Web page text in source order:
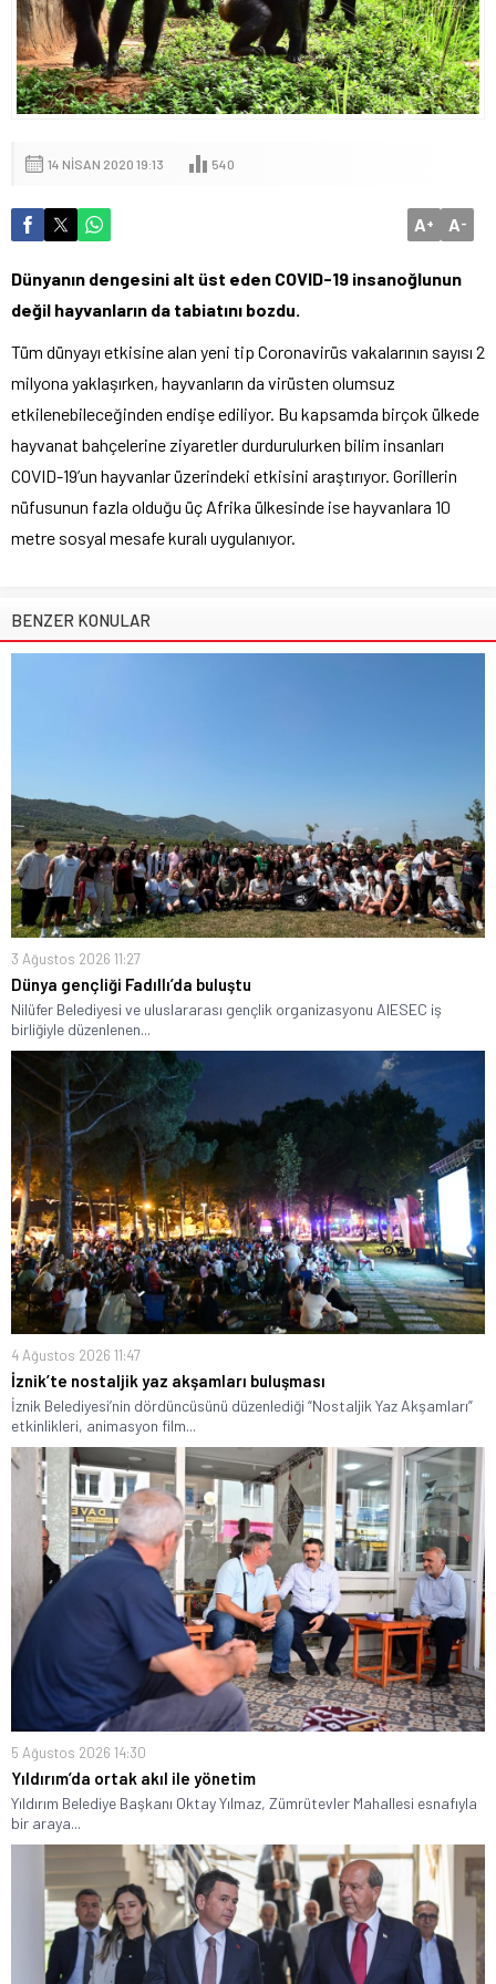
14 NISAN 2020 19:13 540
A+ A-
Dünyanın dengesini alt üst eden COVID-19 insanoğlunun
değil hayvanların da tabiatını bozdu.
Tüm dünyayı etkisine alan yeni tip Coronavirüs vakalarının sayısı 2
milyona yaklaşırken, hayvanların da virüsten olumsuz
etkilenebileceğinden endişe ediliyor. Bu kapsamda birçok ülkede
hayvanat bahçelerine ziyaretler durdurulurken bilim insanları
COVID-19’un hayvanlar üzerindeki etkisini araştırıyor. Gorillerin
nüfusunun fazla olduğu üç Afrika ülkesinde ise hayvanlara 10
metre sosyal mesafe kuralı uygulanıyor.
BENZER KONULAR
3 Ağustos 2026 11:27
Dünya gençliği Fadıllı’da buluştu
Nilüfer Belediyesi ve uluslararası gençlik organizasyonu AIESEC iş
birliğiyle düzenlenen...
4 Ağustos 2026 11:47
İznik’te nostaljik yaz akşamları buluşması
İznik Belediyesi’nin dördüncüsünü düzenlediği “Nostaljik Yaz Akşamları”
etkinlikleri, animasyon film...
5 Ağustos 2026 14:30
Yıldırım’da ortak akıl ile yönetim
Yıldırım Belediye Başkanı Oktay Yılmaz, Zümrütevler Mahallesi esnafıyla
bir araya...